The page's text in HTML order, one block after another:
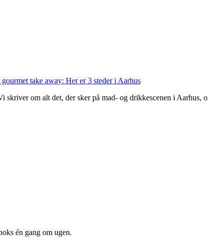
take away: Her er 3 steder i Aarhus
om alt det, der sker på mad- og drikkescenen i
én gang om ugen.